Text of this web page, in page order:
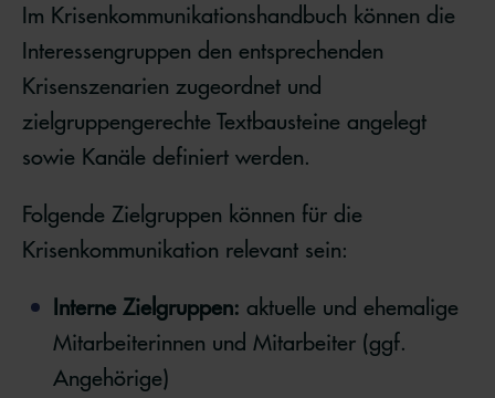
Im Krisenkommunikationshandbuch können die
Interessengruppen den entsprechenden
Krisenszenarien zugeordnet und
zielgruppengerechte Textbausteine angelegt
sowie Kanäle definiert werden.
Folgende Zielgruppen können für die
Krisenkommunikation relevant sein:
Interne Zielgruppen: aktuelle und ehemalige
Mitarbeiterinnen und Mitarbeiter (ggf.
Angehörige)